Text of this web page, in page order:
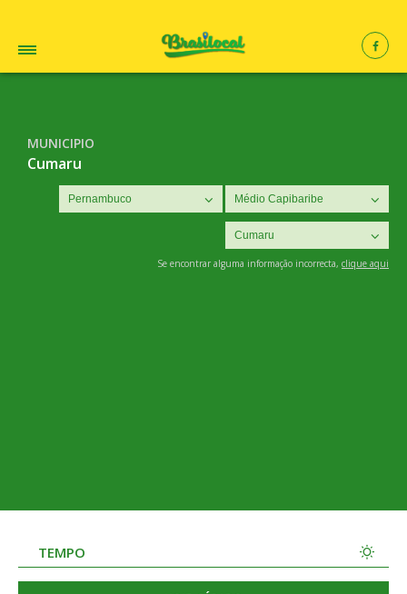
MUNICIPIO
Cumaru
Se encontrar alguma informação incorrecta, clique aqui
TEMPO